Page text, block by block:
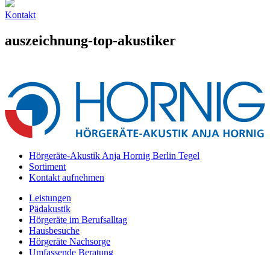
Kontakt
auszeichnung-top-akustiker
Hörgeräte-Akustik Anja Hornig Berlin Tegel
Sortiment
Kontakt aufnehmen
Leistungen
Pädakustik
Hörgeräte im Berufsalltag
Hausbesuche
Hörgeräte Nachsorge
Umfassende Beratung